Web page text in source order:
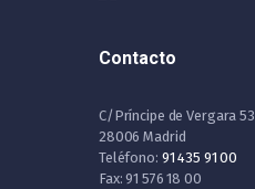
Contacto
C/Príncipe de Vergara 53
28006 Madrid
Teléfono: 91 435 91 00
Fax: 91 576 18 00